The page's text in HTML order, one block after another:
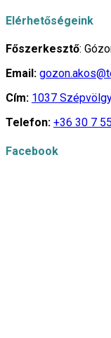
Elérhetőségeink
Főszerkesztő:
Email:
Cím: 1037
Telefon: +36 30 7
Facebook